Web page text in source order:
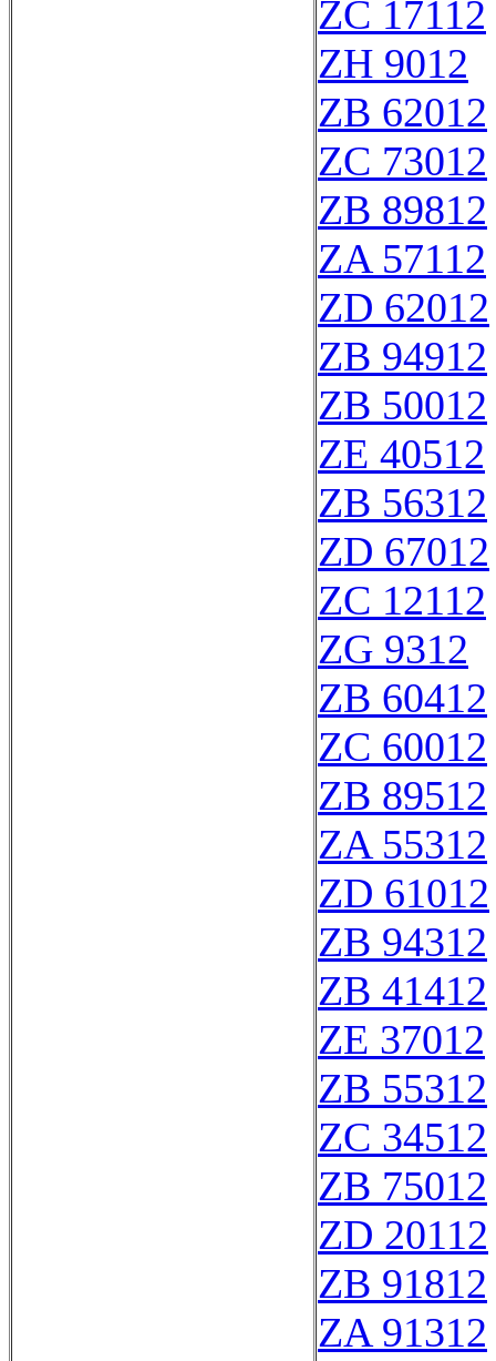
ZC 17112
ZH 9012
ZB 62012
ZC 73012
ZB 89812
ZA 57112
ZD 62012
ZB 94912
ZB 50012
ZE 40512
ZB 56312
ZD 67012
ZC 12112
ZG 9312
ZB 60412
ZC 60012
ZB 89512
ZA 55312
ZD 61012
ZB 94312
ZB 41412
ZE 37012
ZB 55312
ZC 34512
ZB 75012
ZD 20112
ZB 91812
ZA 91312